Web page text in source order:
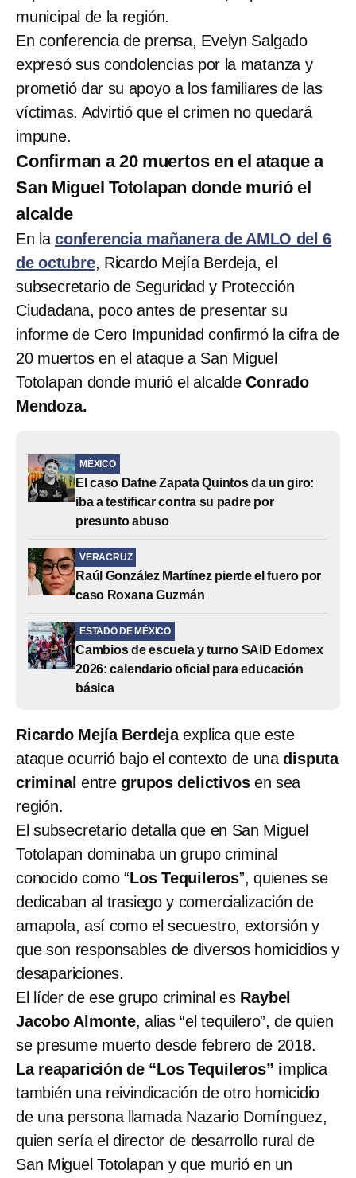
municipal de la región.
En conferencia de prensa, Evelyn Salgado
expresó sus condolencias por la matanza y
prometió dar su apoyo a los familiares de las
víctimas. Advirtió que el crimen no quedará
impune.
Confirman a 20 muertos en el ataque a
San Miguel Totolapan donde murió el
alcalde
En la conferencia mañanera de AMLO del 6
de octubre, Ricardo Mejía Berdeja, el
subsecretario de Seguridad y Protección
Ciudadana, poco antes de presentar su
informe de Cero Impunidad confirmó la cifra de
20 muertos en el ataque a San Miguel
Totolapan donde murió el alcaldeConrado
Mendoza.
MÉXICO
El caso Dafne Zapata Quintos da un giro:
iba a testificar contra su padre por
presunto abuso
VERACRUZ
Raúl González Martínez pierde el fuero por
caso Roxana Guzmán
ESTADO DE MÉXICO
Cambios de escuela y turno SAID Edomex
2026: calendario oficial para educación
básica
Ricardo Mejía Berdejaexplica que este
ataque ocurrió bajo el contexto de unadisputa
criminal entregrupos delictivosen sea
región.
El subsecretario detalla que en San Miguel
Totolapan dominaba un grupo criminal
conocido como “Los Tequileros”, quienes se
dedicaban al trasiego y comercialización de
amapola, así como el secuestro, extorsión y
que son responsables de diversos homicidios y
desapariciones.
El líder de ese grupo criminal es Raybel
Jacobo Almonte, alias “el tequilero”, de quien
se presume muerto desde febrero de 2018.
La reaparición de “Los Tequileros” implica
también una reivindicación de otro homicidio
de una persona llamada Nazario Domínguez,
quien sería el director de desarrollo rural de
San Miguel Totolapan y que murió en un